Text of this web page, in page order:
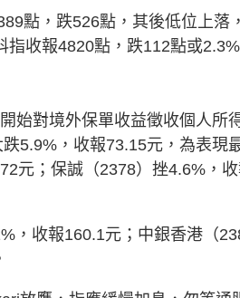
點，跌526點，其後低位上落
收報4820點，跌112點或2.3%
始對境外保單收益徵收個人所
5.9%，收報73.15元，為表現
元；保誠（2378）挫4.6%，收
，收報160.1元；中銀香港（